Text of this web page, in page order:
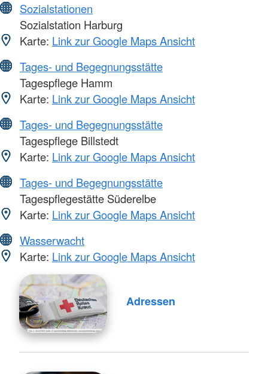
Sozialstationen
Sozialstation Harburg
Karte: Link zur Google Maps Ansicht
Tages- und Begegnungsstätte
Tagespflege Hamm
Karte: Link zur Google Maps Ansicht
Tages- und Begegnungsstätte
Tagespflege Billstedt
Karte: Link zur Google Maps Ansicht
Tages- und Begegnungsstätte
Tagespflegestätte Süderelbe
Karte: Link zur Google Maps Ansicht
Wasserwacht
Karte: Link zur Google Maps Ansicht
Adressen